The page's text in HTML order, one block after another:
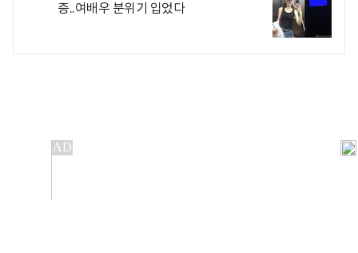
증..여배우 분위기 입었다